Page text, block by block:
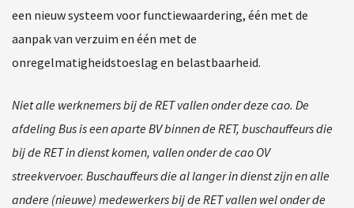
een nieuw systeem voor functiewaardering, één met de
aanpak van verzuim en één met de
onregelmatigheidstoeslag en belastbaarheid.
Niet alle werknemers bij de RET vallen onder deze cao. De
afdeling Bus is een aparte BV binnen de RET, buschauffeurs die
bij de RET in dienst komen, vallen onder de cao OV
streekvervoer. Buschauffeurs die al langer in dienst zijn en alle
andere (nieuwe) medewerkers bij de RET vallen wel onder de